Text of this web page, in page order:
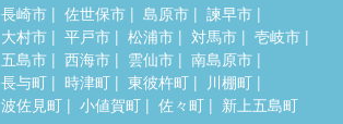
長崎市 佐世保市 島原市
諫早市
大村市
平戸市 松浦市 対馬市
壱岐市
五島市
西海市 雲仙市
南島原市
長与町
時津町 東彼杵町
川棚町
波佐見町
小値賀町 佐々町 新上五島町